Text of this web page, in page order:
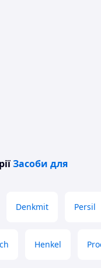
Засоби для
Denkmit Persil
Henkel